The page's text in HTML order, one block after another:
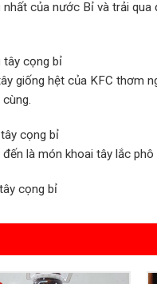
của nước Bỉ và trải
giống hệt của KFC thơm
là món khoai tây lắc